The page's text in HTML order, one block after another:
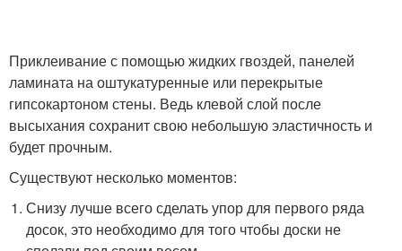
Приклеивание с помощью жидких гвоздей, панелей
ламината на оштукатуренные или перекрытые
гипсокартоном стены. Ведь клевой слой после
высыхания сохранит свою небольшую эластичность и
будет прочным.
Существуют несколько моментов:
Снизу лучше всего сделать упор для первого ряда
досок, это необходимо для того чтобы доски не